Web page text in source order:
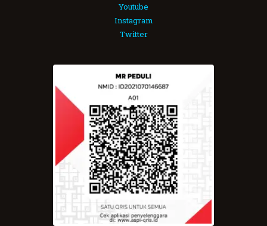
Youtube
Instagram
Twitter